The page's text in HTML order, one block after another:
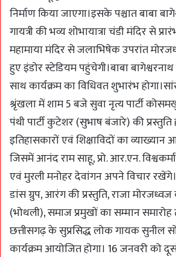
निर्माण किया जाएगा।इसके पश्चात बाबा
गायत्री की भव्य शोभायात्रा चंडी मंदिर से
महामाया मंदिर से जलाभिषेक उपरांत
हुए इंडोर स्टेडियम पहुंचेगी।बाबा
साथ कार्यक्रम का विधिवत शुभारंभ
श्रृंखला में शाम 5 बजे सुवा नृत्य पार्टी
पंथी पार्टी कुटेशर (सुभाष बंजारे) की
इतिहासकारों एवं शिक्षाविदों का
जिसमें आनंद राम साहू, प्रो. आर.एन.
एवं मुरली मनोहर देवांगन अपने विचार
डांस ग्रुप, आरंग की प्रस्तुति, राजा
(भोथली), समाज प्रमुखों का सम्मान समारोह
छत्तीसगढ़ के सुप्रसिद्ध लोक गायक सुनील
कार्यक्रम आयोजित होगा। 16 जनवरी को